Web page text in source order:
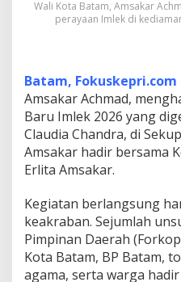
a
t
a
B
a
a
e
r
a
n
g
Wali Kota Batam, Amsakar
perayaan Imlek di
Batam, Fokuskepri.com
Amsakar Achmad,
Baru Imlek 2026 yang
Claudia Chandra, di
Amsakar hadir bersama
Erlita Amsakar.
Kegiatan berlangsung
keakraban. Sejumlah
Pimpinan Daerah
Kota Batam, BP Batam,
agama, serta warga